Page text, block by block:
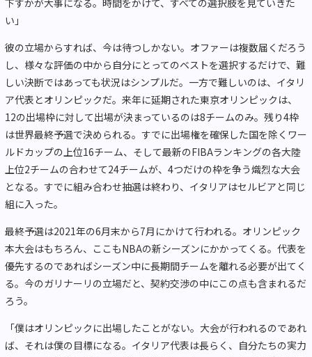
い」
彼の立場からすれば、今は待つしかない。オファーは複数届くだろう
し、様々な評価の中から自分にとってのベストを選択するだけで、難
しい決断ではあっても状況はシンプルだ。一方で難しいのは、イタリ
ア代表とオリンピックだ。来年に延期された東京オリンピックは、
12の出場枠に対して出場が決まっているのは8チームのみ。残り4枠
は世界最終予選で決められる。すでに出場権を確保した国を除くワー
ルドカップの上位16チーム、そして最新のFIBAランキングの各大陸
上位2チームの合わせて24チームが、4つだけの枠を争う熾烈な大会
となる。すでに組み合わせ抽選は終わり、イタリアはセルビアと同じ
組に入った。
最終予選は2021年の6月末から7月にかけて行われる。オリンピック
本大会はもちろん、ここもNBAの新シーズンにかかってくる。代表を
優先するのであればシーズン中に長期間チームを離れる必要が出てく
る。今のガリナーリの立場だと、契約交渉の中にこの点も含まれるだ
ろう。
「僕はオリンピックに出場したことがない。大会が行われるのであれ
ば、それは僕の目標になる。イタリア代表は長らく、自分たちの実力